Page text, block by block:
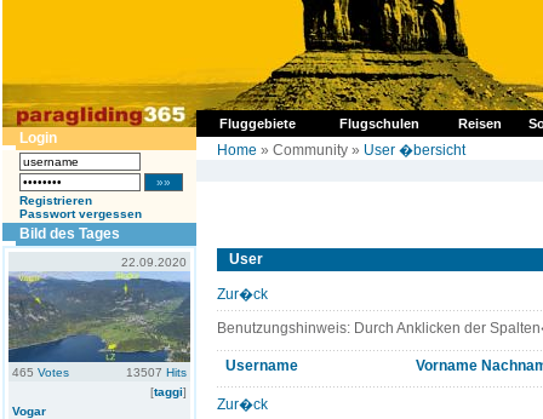
Fluggebiete Flugschulen Reisen
Login
Registrieren
Passwort vergessen
Bild des Tages
22.09.2020
465 Votes 13507 Hits
[taggi]
Vogar
Home » Community » User �bersicht
User
Zur�ck
Benutzungshinweis: Durch Anklicken der
Username Vorname
Zur�ck